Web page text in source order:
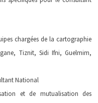
chargées de la cartographie
Tiznit, Sidi Ifni, Guelmim,
National
et de mutualisation des